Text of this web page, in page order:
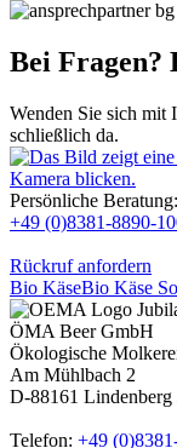
Bei Fragen?
Wenden Sie sich mit
schließlich da.
Persönliche Beratung:
+49 (0)8381-8890-
Rückruf anfordern
Bio KäseBio Käse
ÖMA Beer GmbH
Ökologische
Am Mühlbach 2
D-88161 Lindenberg
Telefon: +49